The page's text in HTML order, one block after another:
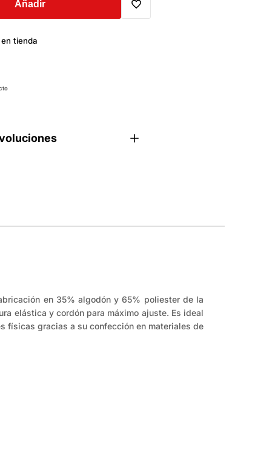
Añadir
Translation
tienda
en 35% algodón y 65% poliester de la
elástica y cordón para máximo ajuste. Es ideal
físicas gracias a su confección en materiales de